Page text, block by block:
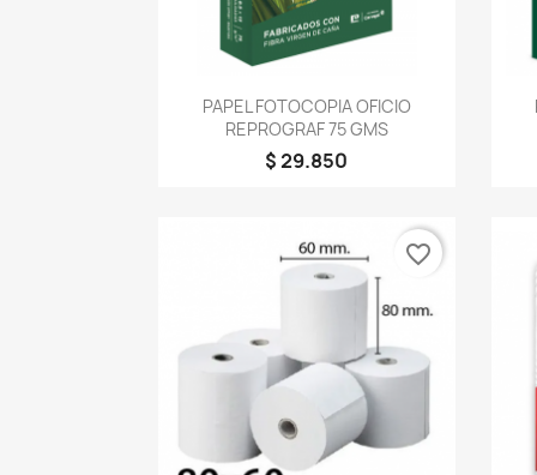
Vista rápida
PAPEL FOTOCOPIA OFICIO
REPROGRAF 75 GMS
$ 29.850
favorite_border